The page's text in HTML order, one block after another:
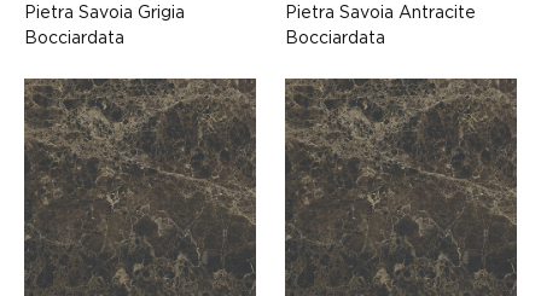
Pietra Savoia Grigia
Bocciardata
Pietra Savoia Antracite
Bocciardata